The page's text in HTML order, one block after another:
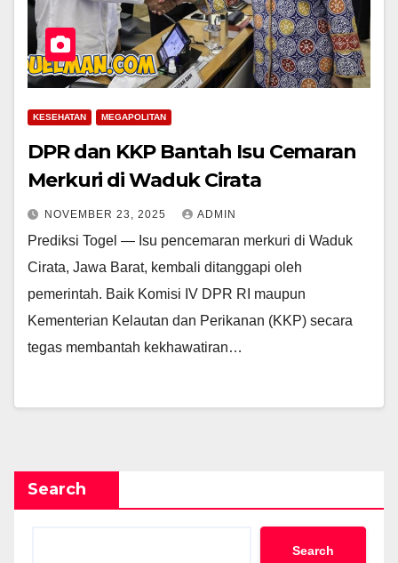
KESEHATAN MEGAPOLITAN
DPR dan KKP Bantah Isu Cemaran
Merkuri di Waduk Cirata
NOVEMBER 23, 2025 ADMIN
Prediksi Togel — Isu pencemaran merkuri di Waduk
Cirata, Jawa Barat, kembali ditanggapi oleh
pemerintah. Baik Komisi IV DPR RI maupun
Kementerian Kelautan dan Perikanan (KKP) secara
tegas membantah kekhawatiran…
Search
Search